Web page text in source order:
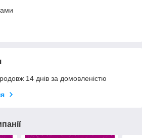
14 днів за домовленістю